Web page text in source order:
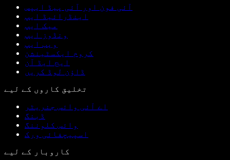
آئی فون اور آئی پیڈ ایپس
اینڈرائیڈ ایپ
میک ایپ
ونڈوز ایپ
ویب ایپ
کروم ایکسٹینشن
ایج ایڈ آن
ڈاؤن لوڈ کریں
تخلیق کاروں کے لیے
اے آئی وائس جنریٹر
ڈبنگ
وائس کلوننگ
اسپیچفائی ورک
کاروبار کے لیے